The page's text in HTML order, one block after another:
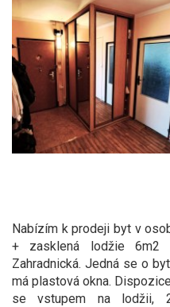
Nabízím k prodeji byt v
+ zasklená lodžie 6m2
Zahradnická. Jedná se o
má plastová okna.
se vstupem na lodžii,